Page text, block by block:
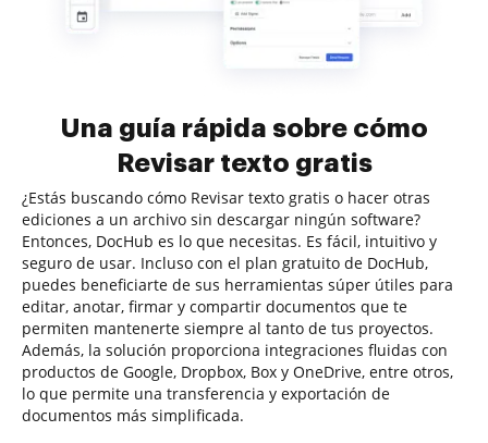
Una guía rápida sobre cómo
Revisar texto gratis
¿Estás buscando cómo Revisar texto gratis o hacer otras
ediciones a un archivo sin descargar ningún software?
Entonces, DocHub es lo que necesitas. Es fácil, intuitivo y
seguro de usar. Incluso con el plan gratuito de DocHub,
puedes beneficiarte de sus herramientas súper útiles para
editar, anotar, firmar y compartir documentos que te
permiten mantenerte siempre al tanto de tus proyectos.
Además, la solución proporciona integraciones fluidas con
productos de Google, Dropbox, Box y OneDrive, entre otros,
lo que permite una transferencia y exportación de
documentos más simplificada.